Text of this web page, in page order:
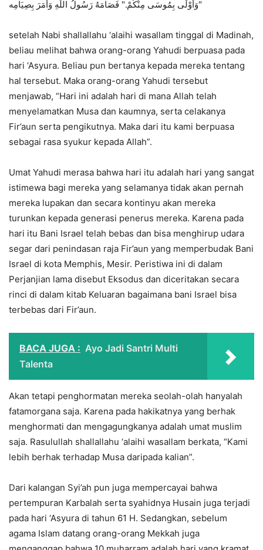
وَأَوْلَى بِمُوسَى مِنْكُمْ." فَصَامَهُ رَسُولُ اللَّهِ وَأَمَرَ بِصِيَامِه"
setelah Nabi shallallahu ‘alaihi wasallam tinggal di Madinah,
beliau melihat bahwa orang-orang Yahudi berpuasa pada
hari ‘Asyura. Beliau pun bertanya kepada mereka tentang
hal tersebut. Maka orang-orang Yahudi tersebut
menjawab, “Hari ini adalah hari di mana Allah telah
menyelamatkan Musa dan kaumnya, serta celakanya
Fir’aun serta pengikutnya. Maka dari itu kami berpuasa
sebagai rasa syukur kepada Allah”.
Umat Yahudi merasa bahwa hari itu adalah hari yang sangat
istimewa bagi mereka yang selamanya tidak akan pernah
mereka lupakan dan secara kontinyu akan mereka
turunkan kepada generasi penerus mereka. Karena pada
hari itu Bani Israel telah bebas dan bisa menghirup udara
segar dari penindasan raja Fir’aun yang memperbudak Bani
Israel di kota Memphis, Mesir. Peristiwa ini di dalam
Perjanjian lama disebut Eksodus dan diceritakan secara
rinci di dalam kitab Keluaran bagaimana bani Israel bisa
terbebas dari Fir’aun.
BACA JUGA : Ayo Jadi Santri Multi
Talenta
Akan tetapi penghormatan mereka seolah-olah hanyalah
fatamorgana saja. Karena pada hakikatnya yang berhak
menghormati dan mengagungkanya adalah umat muslim
saja. Rasulullah shallallahu ‘alaihi wasallam berkata, “Kami
lebih berhak terhadap Musa daripada kalian”.
Dari kalangan Syi’ah pun juga mempercayai bahwa
pertempuran Karbalah serta syahidnya Husain juga terjadi
pada hari ‘Asyura di tahun 61 H. Sedangkan, sebelum
agama Islam datang orang-orang Mekkah juga